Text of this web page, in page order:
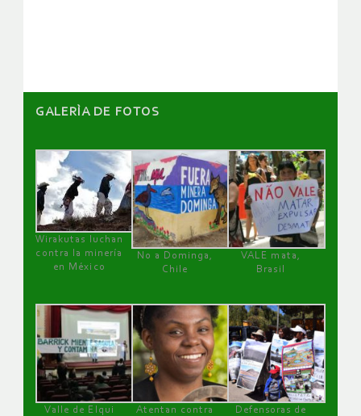
GALERÌA DE FOTOS
Wirakutas luchan
contra la minería
en México
No a Dominga,
Chile
VALE mata,
Brasil
Valle de Elqui
Atentan contra
Defensoras de